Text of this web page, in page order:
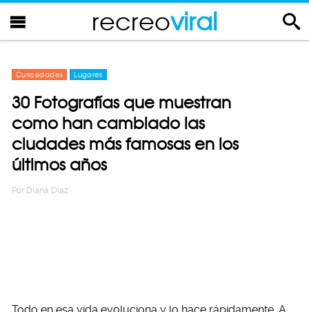
recreoviral
Curiosidades Lugares
30 Fotografías que muestran
como han cambiado las
ciudades más famosas en los
últimos años
Por Diana Diaz